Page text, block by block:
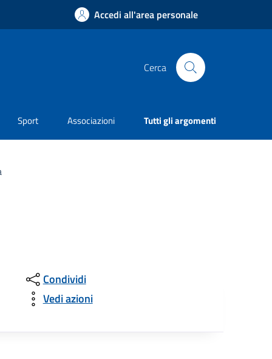
Accedi all'area personale
Cerca
Sport Associazioni Tutti gli argomenti
Condividi
Vedi azioni